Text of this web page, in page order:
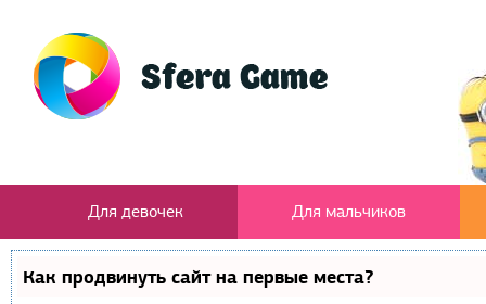
Для девочек Для мальчиков
Как продвинуть сайт на первые места?